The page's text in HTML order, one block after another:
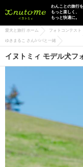
イヌトミィ
わんことの旅行を
もっと楽しく、
もっと快適に。
愛犬と旅行 ホーム フォトコンテスト
ゆきまるこ さん/パパと一緒
イヌトミィ モデル犬フ